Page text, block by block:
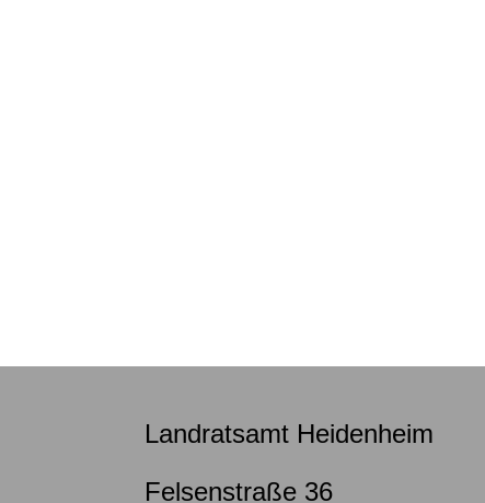
Landratsamt Heidenheim
Felsenstraße 36